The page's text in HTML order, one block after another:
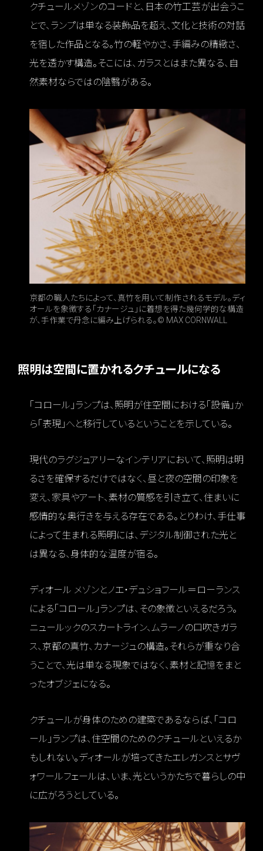
クチュールメゾンのコードと、日本の竹工芸が出会うこ
とで、ランプは単なる装飾品を超え、文化と技術の対話
を宿した作品となる。竹の軽やかさ、手編みの精緻さ、
光を透かす構造。そこには、ガラスとはまた異なる、自
然素材ならではの陰翳がある。
京都の職人たちによって、真竹を用いて制作されるモデル。ディ
オールを象徴する「カナージュ」に着想を得た幾何学的な構造
が、手作業で丹念に編み上げられる。© MAX CORNWALL
照明は空間に置かれるクチュールになる
「コロール」ランプは、照明が住空間における「設備」か
ら「表現」へと移行しているということを示している。
現代のラグジュアリーなインテリアにおいて、照明は明
るさを確保するだけではなく、昼と夜の空間の印象を
変え、家具やアート、素材の質感を引き立て、住まいに
感情的な奥行きを与える存在である。とりわけ、手仕事
によって生まれる照明には、デジタル制御された光と
は異なる、身体的な温度が宿る。
ディオール メゾンとノエ・デュショフール＝ローランス
による「コロール」ランプは、その象徴といえるだろう。
ニュールックのスカートライン、ムラーノの口吹きガラ
ス、京都の真竹、カナージュの構造。それらが重なり合
うことで、光は単なる現象ではなく、素材と記憶をまと
ったオブジェになる。
クチュールが身体のための建築であるならば、「コロ
ール」ランプは、住空間のためのクチュールといえるか
もしれない。ディオールが培ってきたエレガンスとサヴ
ォワールフェールは、いま、光というかたちで暮らしの中
に広がろうとしている。